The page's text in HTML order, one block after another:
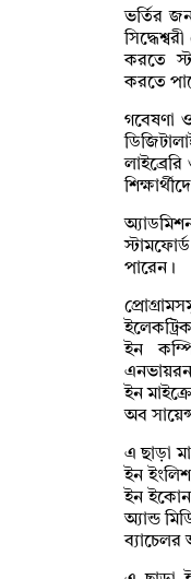
ভর্তির
করতে
করতে
গবেষণা
পারেন।
ইন
ইন
অব
এ ছাড়া
ইন
ইন
অ্যান্ড
ব্যাচেলর